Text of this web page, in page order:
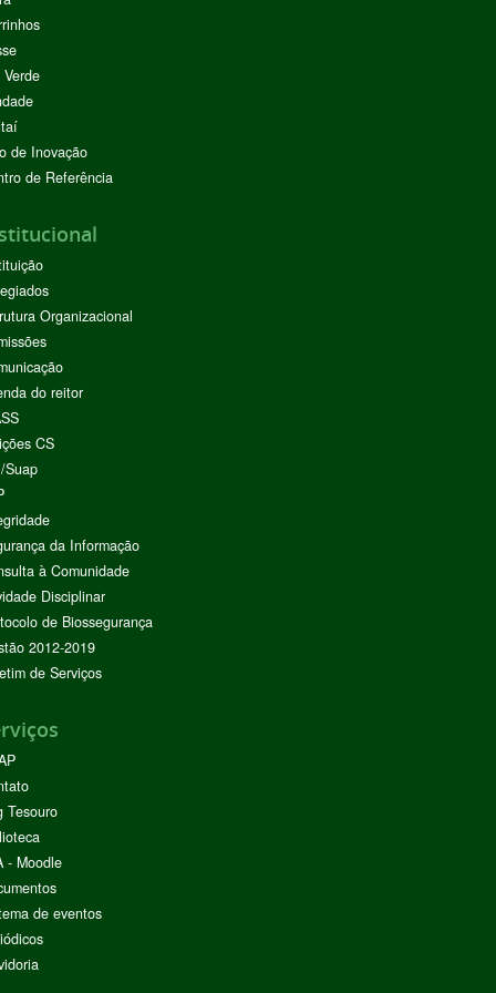
de Inovação
de Referência
Organizacional
do reitor
CS
Suap
da Informação
à Comunidade
Disciplinar
de Biossegurança
2012-2019
de Serviços
Tesouro
- Moodle
de eventos